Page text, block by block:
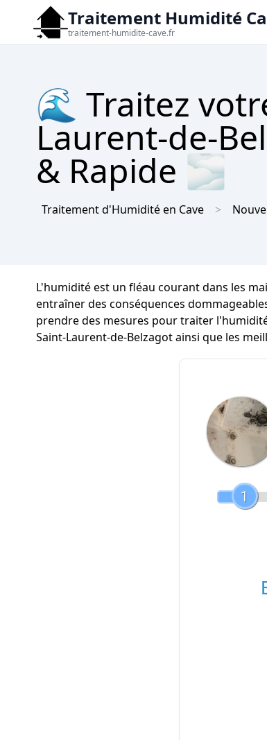
Traitement Humidité
traitement-humidite-cave.fr
🌊 Traitez
Laurent-de-
& Rapide 🌫
Traitement d'Humidité en Cave
L'humidité est un fléau courant dans les
entraîner des conséquences
prendre des mesures pour traiter
Saint-Laurent-de-Belzagot ainsi que les
1